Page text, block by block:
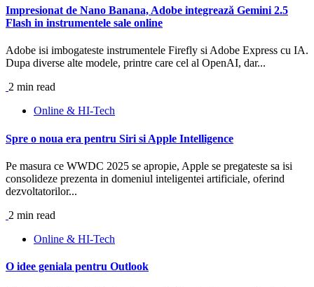
Impresionat de Nano Banana, Adobe integrează Gemini 2.5
Flash in instrumentele sale online
Adobe isi imbogateste instrumentele Firefly si Adobe Express cu IA.
Dupa diverse alte modele, printre care cel al OpenAI, dar...
2 min read
Online & HI-Tech
Spre o noua era pentru Siri si Apple Intelligence
Pe masura ce WWDC 2025 se apropie, Apple se pregateste sa isi
consolideze prezenta in domeniul inteligentei artificiale, oferind
dezvoltatorilor...
2 min read
Online & HI-Tech
O idee geniala pentru Outlook